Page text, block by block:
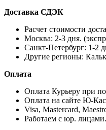
Доставка СДЭК
Расчет стоимости
Москва: 2-3 дня.
Санкт-Петербург: 1-2
Другие регионы:
Оплата
Оплата Курьеру при
Оплата на сайте Ю-
Visa, Mastercard,
Работаем с юр.